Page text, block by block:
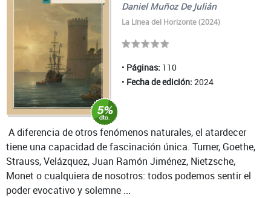
Daniel Muñoz De Julián
La Línea del Horizonte (2024)
Páginas: 110
Fecha de edición: 2024
A diferencia de otros fenómenos naturales, el atardecer
tiene una capacidad de fascinación única. Turner, Goethe,
Strauss, Velázquez, Juan Ramón Jiménez, Nietzsche,
Monet o cualquiera de nosotros: todos podemos sentir el
poder evocativo y solemne ...